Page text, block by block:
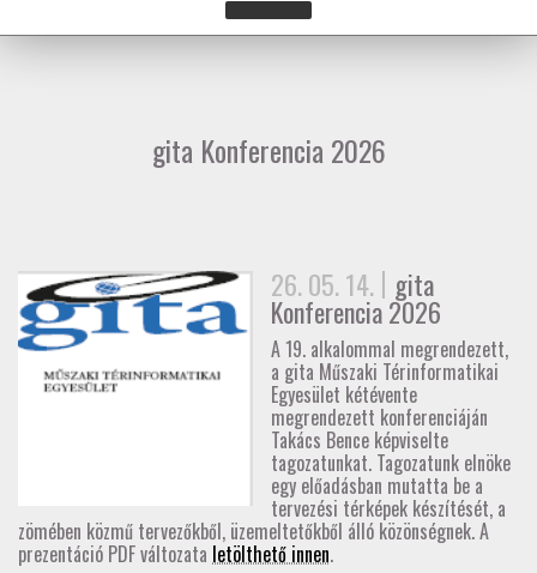
TOVÁBBKÉPZÉSEK
SZAKCSOPORTOK
MUNKATERVEK, BESZÁMOLÓK
HATÁROZATOK
gita Konferencia 2026
26. 05. 14. gita
Konferencia 2026
A 19. alkalommal megrendezett,
a gita Műszaki Térinformatikai
Egyesület kétévente
megrendezett konferenciáján
Takács Bence képviselte
tagozatunkat. Tagozatunk elnöke
egy előadásban mutatta be a
tervezési térképek készítését, a
zömében közmű tervezőkből, üzemeltetőkből álló közönségnek. A
prezentáció PDF változata letölthető innen.